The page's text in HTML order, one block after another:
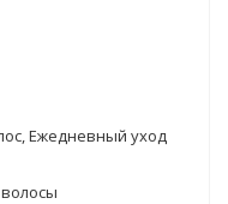
Ежедневный уход